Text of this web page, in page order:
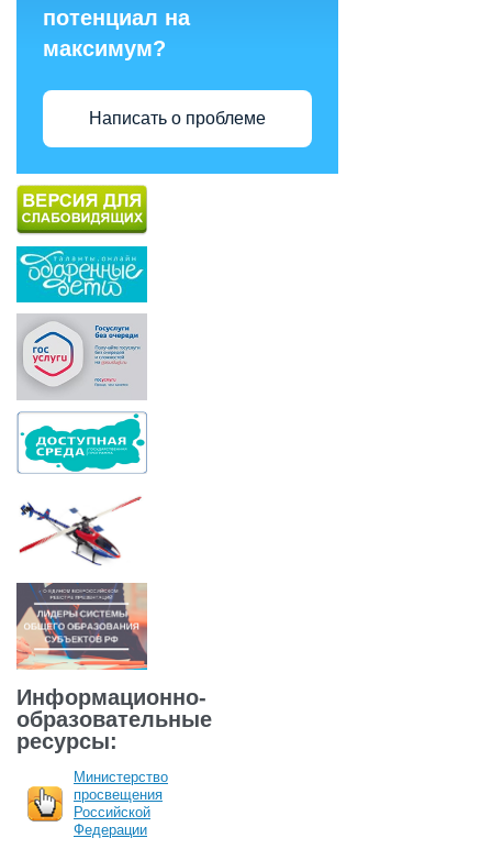
потенциал на
максимум?
Написать о проблеме
Информационно-
образовательные
ресурсы:
Министерство
просвещения
Российской
Федерации